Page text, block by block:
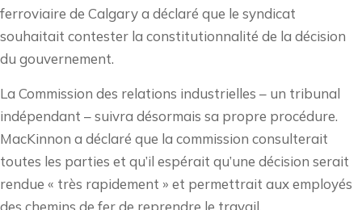
ferroviaire de Calgary a déclaré que le syndicat
souhaitait contester la constitutionnalité de la décision
du gouvernement.
La Commission des relations industrielles – un tribunal
indépendant – suivra désormais sa propre procédure.
MacKinnon a déclaré que la commission consulterait
toutes les parties et qu’il espérait qu’une décision serait
rendue « très rapidement » et permettrait aux employés
des chemins de fer de reprendre le travail.